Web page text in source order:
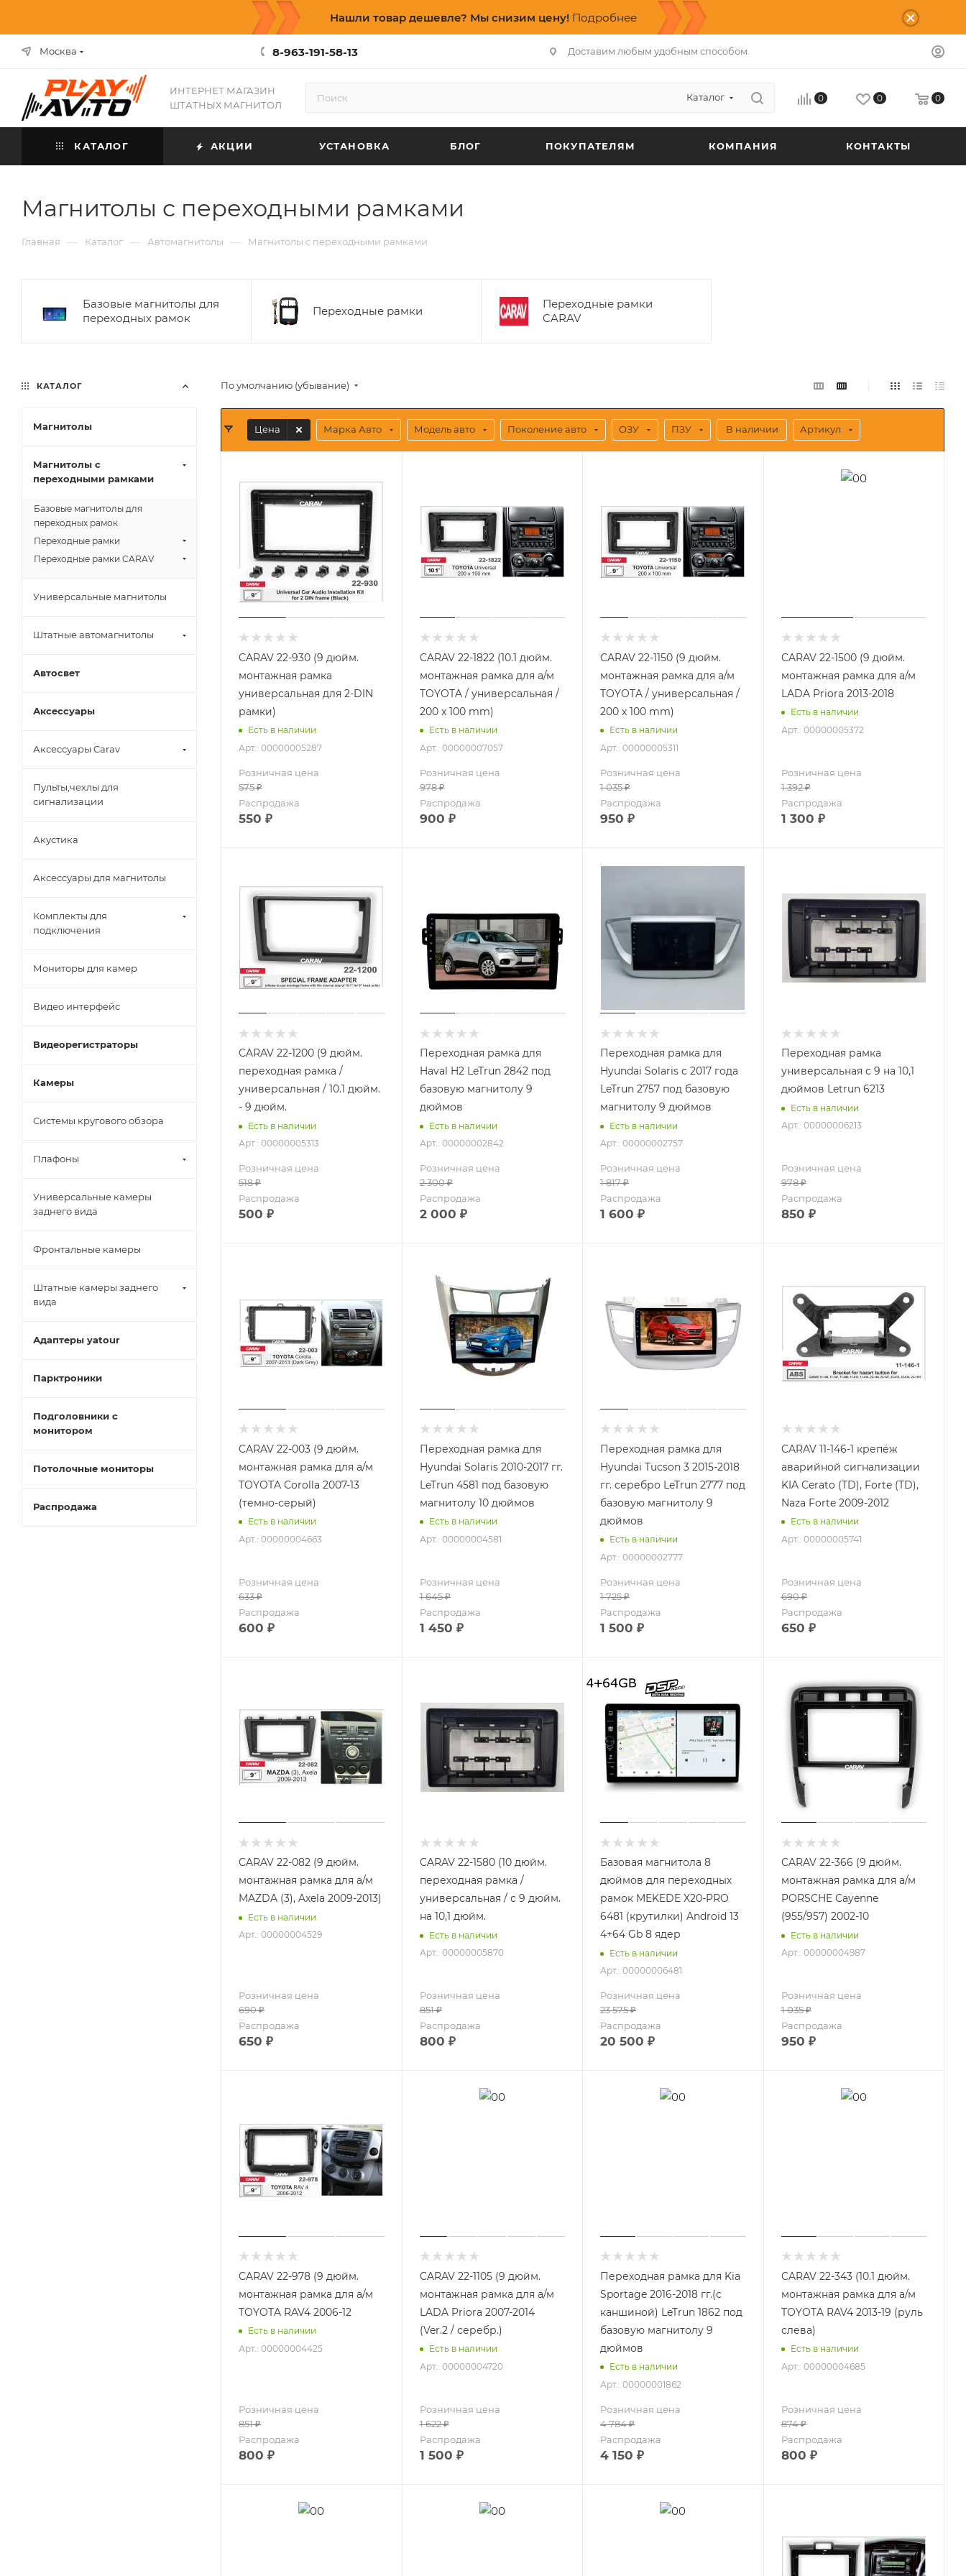
Нашли товар дешевле? Мы снизим цену! Подробнее
Москва 8-963-191-58-13 Доставим любым удобным способом.
ИНТЕРНЕТ МАГАЗИН
ШТАТНЫХ МАГНИТОЛ
Каталог 0 0 0
КАТАЛОГ АКЦИИ УСТАНОВКА БЛОГ ПОКУПАТЕЛЯМ КОМПАНИЯ КОНТАКТЫ
Магнитолы с переходными рамками
Главная — Каталог — Автомагнитолы — Магнитолы с переходными рамками
Базовые магнитолы для
переходных рамок
Переходные рамки
Переходные рамки
CARAV
По умолчанию (убывание)
Цена Марка Авто Модель авто Поколение авто ОЗУ ПЗУ В наличии Артикул
CARAV 22-930 (9 дюйм.
монтажная рамка
универсальная для 2-DIN
рамки)
Есть в наличии
Арт.: 00000005287
Розничная цена
575₽
Распродажа
550 ₽
CARAV 22-1822 (10.1 дюйм.
монтажная рамка для а/м
TOYOTA / универсальная /
200 x 100 mm)
Есть в наличии
Арт.: 00000007057
Розничная цена
978₽
Распродажа
900 ₽
CARAV 22-1150 (9 дюйм.
монтажная рамка для а/м
TOYOTA / универсальная /
200 x 100 mm)
Есть в наличии
Арт.: 00000005311
Розничная цена
1 035₽
Распродажа
950 ₽
CARAV 22-1500 (9 дюйм.
монтажная рамка для а/м
LADA Priora 2013-2018
Есть в наличии
Арт.: 00000005372
Розничная цена
1 392₽
Распродажа
1 300 ₽
CARAV 22-1200 (9 дюйм.
переходная рамка /
универсальная / 10.1 дюйм.
- 9 дюйм.
Есть в наличии
Арт.: 00000005313
Розничная цена
518₽
Распродажа
500 ₽
Переходная рамка для
Haval H2 LeTrun 2842 под
базовую магнитолу 9
дюймов
Есть в наличии
Арт.: 00000002842
Розничная цена
2 300₽
Распродажа
2 000 ₽
Переходная рамка для
Hyundai Solaris с 2017 года
LeTrun 2757 под базовую
магнитолу 9 дюймов
Есть в наличии
Арт.: 00000002757
Розничная цена
1 817₽
Распродажа
1 600 ₽
Переходная рамка
универсальная с 9 на 10,1
дюймов Letrun 6213
Есть в наличии
Арт.: 00000006213
Розничная цена
978₽
Распродажа
850 ₽
CARAV 22-003 (9 дюйм.
монтажная рамка для а/м
TOYOTA Corolla 2007-13
(темно-серый)
Есть в наличии
Арт.: 00000004663
Розничная цена
633₽
Распродажа
600 ₽
Переходная рамка для
Hyundai Solaris 2010-2017 гг.
LeTrun 4581 под базовую
магнитолу 10 дюймов
Есть в наличии
Арт.: 00000004581
Розничная цена
1 645₽
Распродажа
1 450 ₽
Переходная рамка для
Hyundai Tucson 3 2015-2018
гг. серебро LeTrun 2777 под
базовую магнитолу 9
дюймов
Есть в наличии
Арт.: 00000002777
Розничная цена
1 725₽
Распродажа
1 500 ₽
CARAV 11-146-1 крепёж
аварийной сигнализации
KIA Cerato (TD), Forte (TD),
Naza Forte 2009-2012
Есть в наличии
Арт.: 00000005741
Розничная цена
690₽
Распродажа
650 ₽
CARAV 22-082 (9 дюйм.
монтажная рамка для а/м
MAZDA (3), Axela 2009-2013)
Есть в наличии
Арт.: 00000004529
Розничная цена
690₽
Распродажа
650 ₽
CARAV 22-1580 (10 дюйм.
переходная рамка /
универсальная / с 9 дюйм.
на 10,1 дюйм.
Есть в наличии
Арт.: 00000005870
Розничная цена
851₽
Распродажа
800 ₽
Базовая магнитола 8
дюймов для переходных
рамок MEKEDE X20-PRO
6481 (крутилки) Android 13
4+64 Gb 8 ядер
Есть в наличии
Арт.: 00000006481
Розничная цена
23 575₽
Распродажа
20 500 ₽
CARAV 22-366 (9 дюйм.
монтажная рамка для а/м
PORSCHE Cayenne
(955/957) 2002-10
Есть в наличии
Арт.: 00000004987
Розничная цена
1 035₽
Распродажа
950 ₽
CARAV 22-978 (9 дюйм.
монтажная рамка для а/м
TOYOTA RAV4 2006-12
Есть в наличии
Арт.: 00000004425
Розничная цена
851₽
Распродажа
800 ₽
CARAV 22-1105 (9 дюйм.
монтажная рамка для а/м
LADA Priora 2007-2014
(Ver.2 / серебр.)
Есть в наличии
Арт.: 00000004720
Розничная цена
1 622₽
Распродажа
1 500 ₽
Переходная рамка для Kia
Sportage 2016-2018 гг.(с
каншиной) LeTrun 1862 под
базовую магнитолу 9
дюймов
Есть в наличии
Арт.: 00000001862
Розничная цена
4 784₽
Распродажа
4 150 ₽
CARAV 22-343 (10.1 дюйм.
монтажная рамка для а/м
TOYOTA RAV4 2013-19 (руль
слева)
Есть в наличии
Арт.: 00000004685
Розничная цена
874₽
Распродажа
800 ₽
КАТАЛОГ
Магнитолы
Магнитолы с
переходными рамками
Базовые магнитолы для
переходных рамок
Переходные рамки
Переходные рамки CARAV
Универсальные магнитолы
Штатные автомагнитолы
Автосвет
Аксессуары
Аксессуары Carav
Пульты,чехлы для
сигнализации
Акустика
Аксессуары для магнитолы
Комплекты для
подключения
Мониторы для камер
Видео интерфейс
Видеорегистраторы
Камеры
Системы кругового обзора
Плафоны
Универсальные камеры
заднего вида
Фронтальные камеры
Штатные камеры заднего
вида
Адаптеры yatour
Парктроники
Подголовники с
монитором
Потолочные мониторы
Распродажа